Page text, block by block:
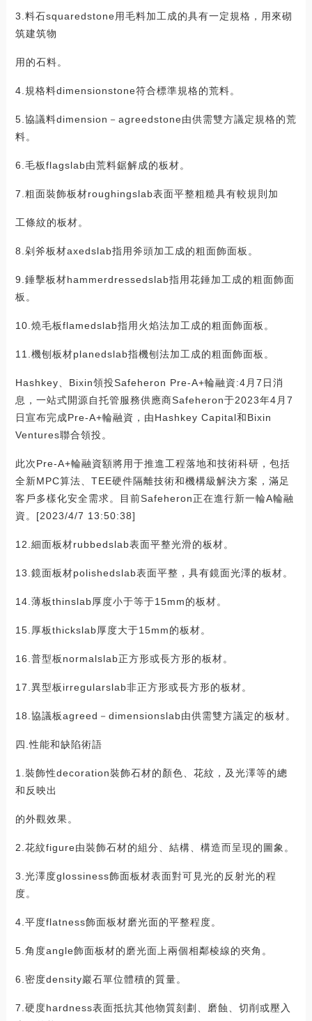
3.料石squaredstone用毛料加工成的具有一定規格，用來砌
筑建筑物
用的石料。
4.規格料dimensionstone符合標準規格的荒料。
5.協議料dimension－agreedstone由供需雙方議定規格的荒
料。
6.毛板flagslab由荒料鋸解成的板材。
7.粗面裝飾板材roughingslab表面平整粗糙具有較規則加
工條紋的板材。
8.剁斧板材axedslab指用斧頭加工成的粗面飾面板。
9.錘擊板材hammerdressedslab指用花錘加工成的粗面飾面
板。
10.燒毛板flamedslab指用火焰法加工成的粗面飾面板。
11.機刨板材planedslab指機刨法加工成的粗面飾面板。
Hashkey、Bixin領投Safeheron Pre-A+輪融資:4月7日消
息，一站式開源自托管服務供應商Safeheron于2023年4月7
日宣布完成Pre-A+輪融資，由Hashkey Capital和Bixin
Ventures聯合領投。
此次Pre-A+輪融資額將用于推進工程落地和技術科研，包括
全新MPC算法、TEE硬件隔離技術和機構級解決方案，滿足
客戶多樣化安全需求。目前Safeheron正在進行新一輪A輪融
資。[2023/4/7 13:50:38]
12.細面板材rubbedslab表面平整光滑的板材。
13.鏡面板材polishedslab表面平整，具有鏡面光澤的板材。
14.薄板thinslab厚度小于等于15mm的板材。
15.厚板thickslab厚度大于15mm的板材。
16.普型板normalslab正方形或長方形的板材。
17.異型板irregularslab非正方形或長方形的板材。
18.協議板agreed－dimensionslab由供需雙方議定的板材。
四.性能和缺陷術語
1.裝飾性decoration裝飾石材的顏色、花紋，及光澤等的總
和反映出
的外觀效果。
2.花紋figure由裝飾石材的組分、結構、構造而呈現的圖象。
3.光澤度glossiness飾面板材表面對可見光的反射光的程
度。
4.平度flatness飾面板材磨光面的平整程度。
5.角度angle飾面板材的磨光面上兩個相鄰棱線的夾角。
6.密度density巖石單位體積的質量。
7.硬度hardness表面抵抗其他物質刻劃、磨蝕、切削或壓入